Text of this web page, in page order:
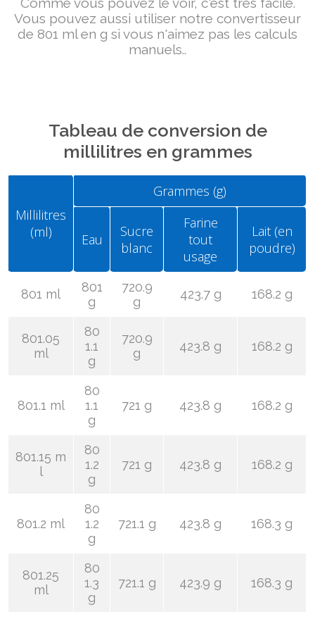
Vous pouvez aussi utiliser notre convertisseur
de 801 ml en g si vous n'aimez pas les calculs
manuels..
Tableau de conversion de
millilitres en grammes
Millilitres
(ml)
Grammes (g)
Eau
Sucre
blanc
Farine
tout
usage
Lait (en
poudre)
801 ml
801
g
720.9
g
423.7 g 168.2 g
801.05
ml
80
1.1
g
720.9
g
423.8 g 168.2 g
801.1 ml
80
1.1
g
721 g 423.8 g 168.2 g
801.15 m
l
80
1.2
g
721 g 423.8 g 168.2 g
801.2 ml
80
1.2
g
721.1 g 423.8 g 168.3 g
801.25
ml
80
1.3
g
721.1 g 423.9 g 168.3 g